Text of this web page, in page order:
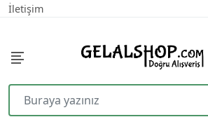
İletişim